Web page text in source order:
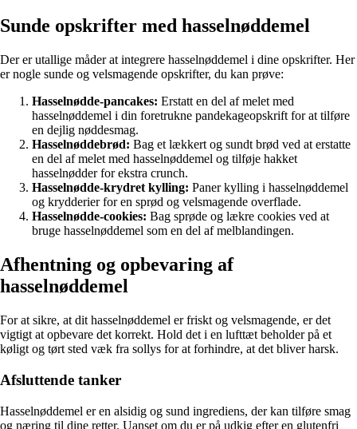
Sunde opskrifter med hasselnøddemel
Der er utallige måder at integrere hasselnøddemel i dine opskrifter. Her
er nogle sunde og velsmagende opskrifter, du kan prøve:
Hasselnødde-pancakes: Erstatt en del af melet med
hasselnøddemel i din foretrukne pandekageopskrift for at tilføre
en dejlig nøddesmag.
Hasselnøddebrød: Bag et lækkert og sundt brød ved at erstatte
en del af melet med hasselnøddemel og tilføje hakket
hasselnødder for ekstra crunch.
Hasselnødde-krydret kylling: Paner kylling i hasselnøddemel
og krydderier for en sprød og velsmagende overflade.
Hasselnødde-cookies: Bag sprøde og lækre cookies ved at
bruge hasselnøddemel som en del af melblandingen.
Afhentning og opbevaring af
hasselnøddemel
For at sikre, at dit hasselnøddemel er friskt og velsmagende, er det
vigtigt at opbevare det korrekt. Hold det i en lufttæt beholder på et
køligt og tørt sted væk fra sollys for at forhindre, at det bliver harsk.
Afsluttende tanker
Hasselnøddemel er en alsidig og sund ingrediens, der kan tilføre smag
og næring til dine retter. Uanset om du er på udkig efter en glutenfri